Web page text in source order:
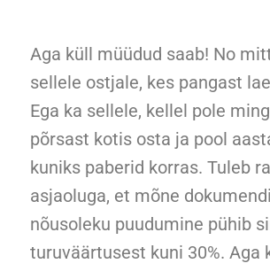
Aga küll müüdud saab! No
sellele ostjale, kes pangast
Ega ka sellele, kellel pole
põrsast kotis osta ja pool
kuniks paberid korras. Tuleb
asjaoluga, et mõne
nõusoleku puudumine pühib
turuväärtusest kuni 30%. Aga